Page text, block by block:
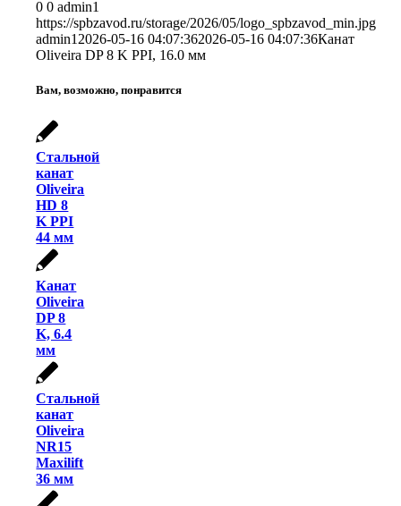
0 0 admin1
https://spbzavod.ru/storage/2026/05/logo_spbzavod_min.jpg
admin1 2026-05-16 04:07:362026-05-16 04:07:36Канат
Oliveira DP 8 K PPI, 16.0 мм
Вам, возможно, понравится
Стальной
канат
Oliveira
HD 8
K PPI
44 мм
Канат
Oliveira
DP 8
K, 6.4
мм
Стальной
канат
Oliveira
NR15
Maxilift
36 мм